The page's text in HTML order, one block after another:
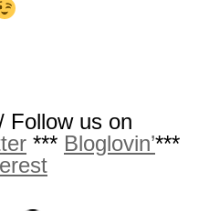
Follow us on
*** Bloglovin’***